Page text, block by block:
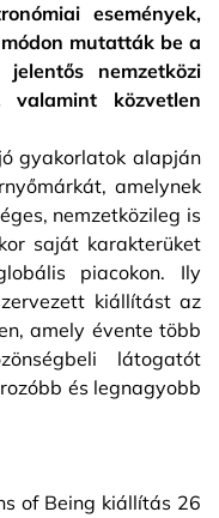
események,
mutatták be a
nemzetközi
valamint közvetlen
gyakorlatok alapján
amelynek
nemzetközileg is
saját karakterüket
piacokon. Ily
kiállítást az
amely évente több
látogatót
és legnagyobb
of Being kiállítás 26